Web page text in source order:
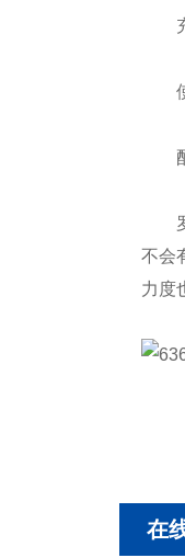
充
使
配
罗
不会
力度
在